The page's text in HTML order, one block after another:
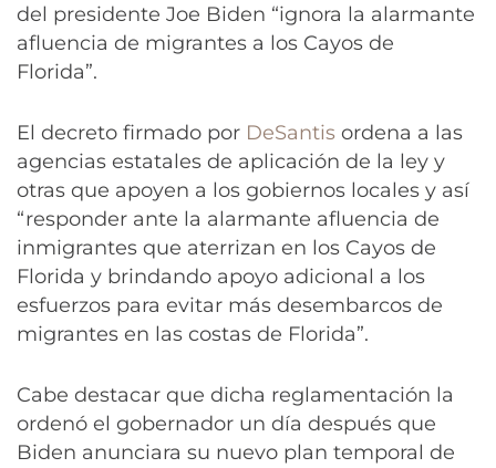
del presidente Joe Biden “ignora la alarmante
afluencia de migrantes a los Cayos de
Florida”.
El decreto firmado por DeSantis ordena a las
agencias estatales de aplicación de la ley y
otras que apoyen a los gobiernos locales y así
“responder ante la alarmante afluencia de
inmigrantes que aterrizan en los Cayos de
Florida y brindando apoyo adicional a los
esfuerzos para evitar más desembarcos de
migrantes en las costas de Florida”.
Cabe destacar que dicha reglamentación la
ordenó el gobernador un día después que
Biden anunciara su nuevo plan temporal de